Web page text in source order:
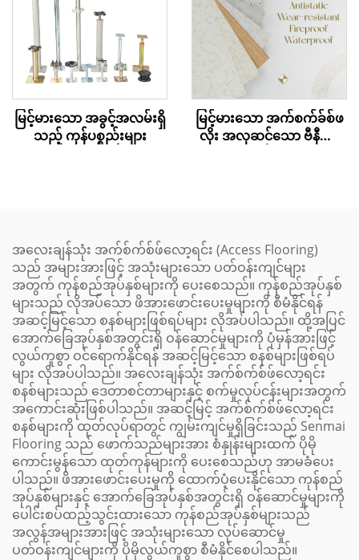
မြင့်မားသော အခွင့်အလမ်းရှိ
သည့် ကုန်ပစ္စည်းများ
မြင့်မားသော အက်စက်ခ်စ်ဖ
လိုး အလှဆင်သော ဗီနီယာ
အလေးချန်သုံး အက်စ်က်စ်ဖ်လော့ရင်း (Access Flooring)
သည် အများအားဖြင့် အသုံးများသော ပတ်ဝန်းကျင်များ
အတွက် ကုန်စည်အုပ်နှစ်များကို ပေးစေသည်။ ကုန်စည်အုပ်နှစ်
များသည် လိုအပ်သော ဖိအားဖောင်းပေးမှုများကို စီမံနိုင်ရန်
အဆင့်မြင့်သော စနစ်များဖြစ်ရပ်များ လိုအပ်ပါသည်။ ထို့အပြင်
အောက်ခြေအုပ်နှစ်အတွင်းရှိ ဝန်ဆောင်မှုများကို ပုံမှန်အားဖြင့်
လွယ်ကူစွာ ဝင်ရောက်နိုင်ရန် အဆင့်မြင့်သော စနစ်များဖြစ်ရပ်
များ လိုအပ်ပါသည်။ အလေးချန်သုံး အက်စ်က်စ်ဖ်လော့ရင်း
စနစ်များသည် ဒေတာစင်တာများနှင့် စက်မှုလုပ်ငန်းများအတွက်
အကောင်းဆုံးဖြစ်ပါသည်။ အဆင့်မြင့် အက်စ်က်စ်ဖ်လော့ရင်း
စနစ်များကို ထုတ်လုပ်ရာတွင် ကျွမ်းကျင်မှုရှိခြင်းသည် Senmai
Flooring သည် ဖောက်သည်များအား စံနှုန်းများထက် ပိုမို
ကောင်းမွန်သော ထုတ်ကုန်များကို ပေးစေသည်ဟု အာမခံပေး
ပါသည်။ ဖိအားဖောင်းပေးမှုကို ထောက်ပံ့ပေးနိုင်သော ကုန်စည်
အုပ်နှစ်များနှင့် အောက်ခြေအုပ်နှစ်အတွင်းရှိ ဝန်ဆောင်မှုများကို
ပေါင်းစပ်ထည့်သွင်းထားသော ကုန်စည်အုပ်နှစ်များသည်
အလွန်အများအားဖြင့် အသုံးများသော လုပ်ဆောင်မှု
ပတ်ဝန်းကျင်များကို ပိုမိုလွယ်ကူစွာ စီမံနိုင်စေပါသည်။